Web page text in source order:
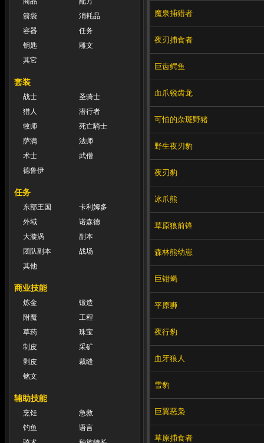
箭袋
消耗品
容器
任务
钥匙
雕文
其它
套装
战士
圣骑士
猎人
潜行者
牧师
死亡騎士
萨满
法师
术士
武僧
德鲁伊
任务
东部王国
卡利姆多
外域
诺森德
大漩涡
副本
团队副本
战场
其他
商业技能
炼金
锻造
附魔
工程
草药
珠宝
制皮
采矿
剥皮
裁缝
铭文
辅助技能
烹饪
急救
钓鱼
语言
魔泉捕猎者
夜刃捕食者
巨齿鳄鱼
血爪锐齿龙
可怕的杂斑野猪
野生夜刃豹
夜刃豹
冰爪熊
草原狼前锋
森林熊幼崽
巨钳蝎
平原狮
夜行豹
血牙狼人
雪豹
巨翼恶枭
草原捕食者